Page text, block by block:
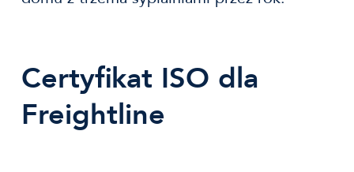
Certyfikat ISO dla
Freightline